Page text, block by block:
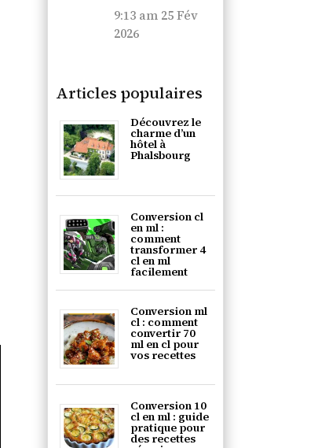
9:13 am 25 Fév
2026
Articles populaires
Découvrez le
charme d’un
hôtel à
Phalsbourg
Conversion cl
en ml :
comment
transformer 4
cl en ml
facilement
Conversion ml
cl : comment
convertir 70
ml en cl pour
vos recettes
Conversion 10
cl en ml : guide
pratique pour
des recettes